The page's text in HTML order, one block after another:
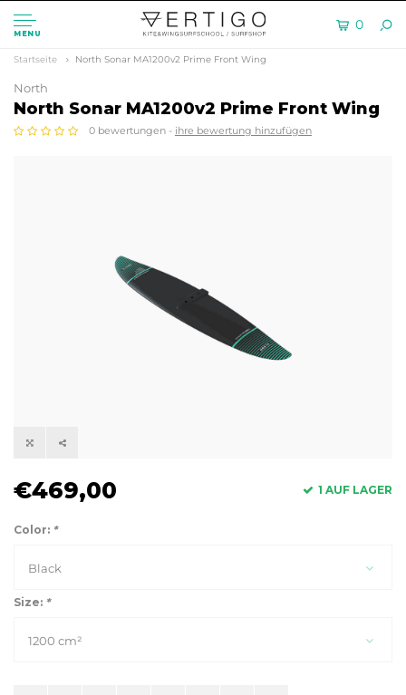
MENU
0
Startseite North Sonar MA1200v2 Prime Front Wing
North
North Sonar MA1200v2 Prime Front Wing
0 bewertungen - ihre bewertung hinzufügen
€469,00 1 AUF LAGER
Color: *
Black
Size: *
1200 cm²